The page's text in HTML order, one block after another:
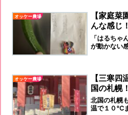
オッケー農場
【家庭
んな感じ！
「はるちゃ
が動かない
オッケー農場
【三寒
国の札幌！
北国の札幌
温で１０℃